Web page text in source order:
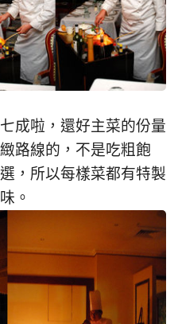
成啦，還好主菜的份量
路線的，不是吃粗飽
，所以每樣菜都有特製
。